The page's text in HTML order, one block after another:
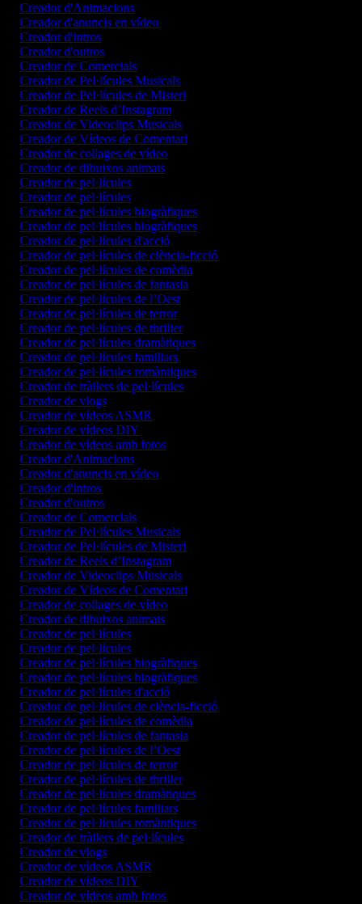
Creador d'Animacions
Creador d'anuncis en vídeo
Creador d'intros
Creador d'outros
Creador de Comercials
Creador de Pel·lícules Musicals
Creador de Pel·lícules de Misteri
Creador de Reels d’Instagram
Creador de Videoclips Musicals
Creador de Vídeos de Comentari
Creador de collages de vídeo
Creador de dibuixos animats
Creador de pel·lícules
Creador de pel·lícules
Creador de pel·lícules biogràfiques
Creador de pel·lícules biogràfiques
Creador de pel·lícules d'acció
Creador de pel·lícules de ciència-ficció
Creador de pel·lícules de comèdia
Creador de pel·lícules de fantasia
Creador de pel·lícules de l’Oest
Creador de pel·lícules de terror
Creador de pel·lícules de thriller
Creador de pel·lícules dramàtiques
Creador de pel·lícules familiars
Creador de pel·lícules romàntiques
Creador de tràilers de pel·lícules
Creador de vlogs
Creador de vídeos ASMR
Creador de vídeos DIY
Creador de vídeos amb fotos
Creador d'Animacions
Creador d'anuncis en vídeo
Creador d'intros
Creador d'outros
Creador de Comercials
Creador de Pel·lícules Musicals
Creador de Pel·lícules de Misteri
Creador de Reels d’Instagram
Creador de Videoclips Musicals
Creador de Vídeos de Comentari
Creador de collages de vídeo
Creador de dibuixos animats
Creador de pel·lícules
Creador de pel·lícules
Creador de pel·lícules biogràfiques
Creador de pel·lícules biogràfiques
Creador de pel·lícules d'acció
Creador de pel·lícules de ciència-ficció
Creador de pel·lícules de comèdia
Creador de pel·lícules de fantasia
Creador de pel·lícules de l’Oest
Creador de pel·lícules de terror
Creador de pel·lícules de thriller
Creador de pel·lícules dramàtiques
Creador de pel·lícules familiars
Creador de pel·lícules romàntiques
Creador de tràilers de pel·lícules
Creador de vlogs
Creador de vídeos ASMR
Creador de vídeos DIY
Creador de vídeos amb fotos